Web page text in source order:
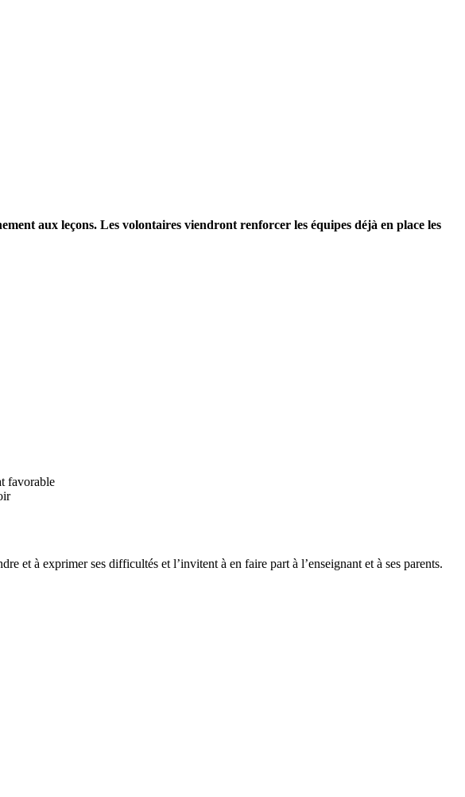
aux leçons. Les volontaires viendront renforcer les équipes déjà en place les
favorable
et à exprimer ses difficultés et l’invitent à en faire part à l’enseignant et à ses parents.